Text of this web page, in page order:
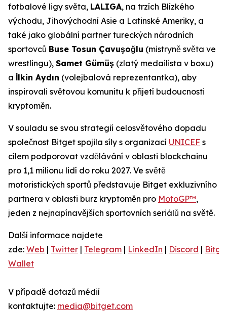
fotbalové ligy světa, LALIGA, na trzích Blízkého
východu, Jihovýchodní Asie a Latinské Ameriky, a
také jako globální partner tureckých národních
sportovců Buse Tosun Çavuşoğlu (mistryně světa ve
wrestlingu), Samet Gümüş (zlatý medailista v boxu)
a İlkin Aydın (volejbalová reprezentantka), aby
inspirovali světovou komunitu k přijetí budoucnosti
kryptoměn.
V souladu se svou strategií celosvětového dopadu
společnost Bitget spojila síly s organizací UNICEF s
cílem podporovat vzdělávání v oblasti blockchainu
pro 1,1 milionu lidí do roku 2027. Ve světě
motoristických sportů představuje Bitget exkluzivního
partnera v oblasti burz kryptoměn pro MotoGP™,
jeden z nejnapínavějších sportovních seriálů na světě.
Další informace najdete
zde: Web | Twitter | Telegram | LinkedIn | Discord |
Wallet
V případě dotazů médií
kontaktujte: media@bitget.com